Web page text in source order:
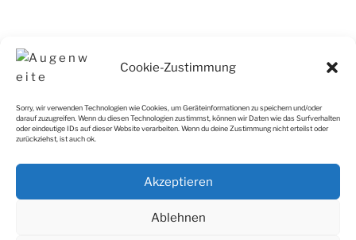
Cookie-Zustimmung
Sorry, wir verwenden Technologien wie Cookies, um Geräteinformationen zu speichern und/oder
darauf zuzugreifen. Wenn du diesen Technologien zustimmst, können wir Daten wie das Surfverhalten
oder eindeutige IDs auf dieser Website verarbeiten. Wenn du deine Zustimmung nicht erteilst oder
zurückziehst, ist auch ok.
Akzeptieren
Ablehnen
IMPRESSUM
Impressum